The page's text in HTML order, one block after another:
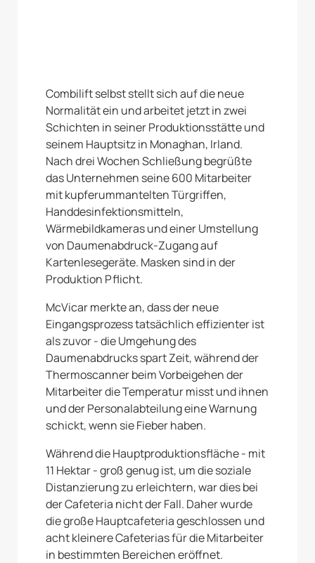
Combilift selbst stellt sich auf die neue
Normalität ein und arbeitet jetzt in zwei
Schichten in seiner Produktionsstätte und
seinem Hauptsitz in Monaghan, Irland.
Nach drei Wochen Schließung begrüßte
das Unternehmen seine 600 Mitarbeiter
mit kupferummantelten Türgriffen,
Handdesinfektionsmitteln,
Wärmebildkameras und einer Umstellung
von Daumenabdruck-Zugang auf
Kartenlesegeräte. Masken sind in der
Produktion Pflicht.
McVicar merkte an, dass der neue
Eingangsprozess tatsächlich effizienter ist
als zuvor - die Umgehung des
Daumenabdrucks spart Zeit, während der
Thermoscanner beim Vorbeigehen der
Mitarbeiter die Temperatur misst und ihnen
und der Personalabteilung eine Warnung
schickt, wenn sie Fieber haben.
Während die Hauptproduktionsfläche - mit
11 Hektar - groß genug ist, um die soziale
Distanzierung zu erleichtern, war dies bei
der Cafeteria nicht der Fall. Daher wurde
die große Hauptcafeteria geschlossen und
acht kleinere Cafeterias für die Mitarbeiter
in bestimmten Bereichen eröffnet.